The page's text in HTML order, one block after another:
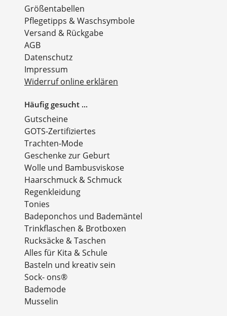
Größentabellen
Pflegetipps & Waschsymbole
Versand & Rückgabe
AGB
Datenschutz
Impressum
Widerruf online erklären
Häufig gesucht ...
Gutscheine
GOTS-Zertifiziertes
Trachten-Mode
Geschenke zur Geburt
Wolle und Bambusviskose
Haarschmuck & Schmuck
Regenkleidung
Tonies
Badeponchos und Bademäntel
Trinkflaschen & Brotboxen
Rucksäcke & Taschen
Alles für Kita & Schule
Basteln und kreativ sein
Sock- ons®
Bademode
Musselin